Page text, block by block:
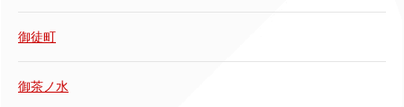
御徒町
御茶ノ水